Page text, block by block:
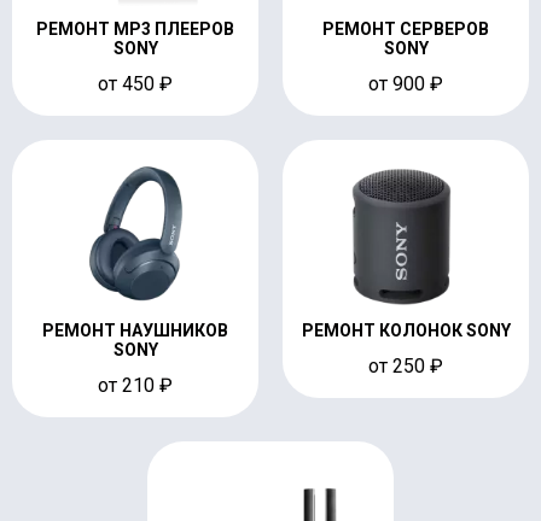
РЕМОНТ MP3 ПЛЕЕРОВ
SONY
от 450 ₽
РЕМОНТ СЕРВЕРОВ
SONY
от 900 ₽
РЕМОНТ НАУШНИКОВ
SONY
от 210 ₽
РЕМОНТ КОЛОНОК SONY
от 250 ₽